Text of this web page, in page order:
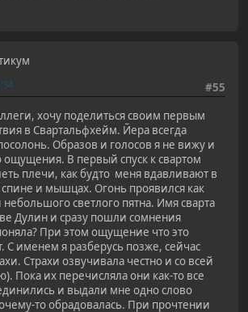
#55
хочу поделиться своим первым
в Свартальфхейм. Йера всегда
Образов и голосов я не вижу и
ощущения. В первый спуск к свартом
плечи, как будто меня вдавливают в
и мышцах. Огонь проявился как
небольшого светлого пятна. Имя сварта
Дулин и сразу пошли сомнения
При этом ощущение что это
С именем я разберусь позже, сейчас
Страхи озвучивала честно и со всей
Пока их перечисляла они как-то все
и выдали мне одно слово
то обрадовалась. При прочтении